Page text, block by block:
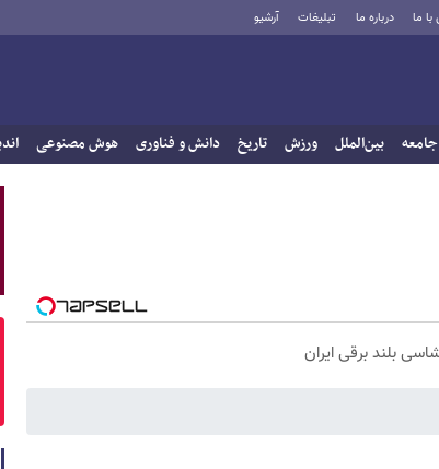
ما درباره ما تبلیغات آرشیو
جامعه بین‌الملل ورزش تاریخ دانش و فناوری هوش مصنوعی